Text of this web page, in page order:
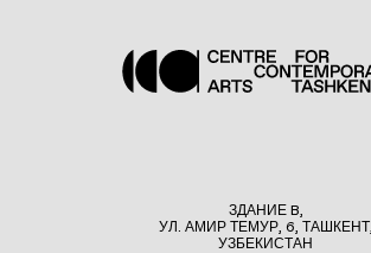
ЗДАНИЕ B,
УЛ. АМИР ТЕМУР, 6, ТАШКЕНТ,
УЗБЕКИСТАН